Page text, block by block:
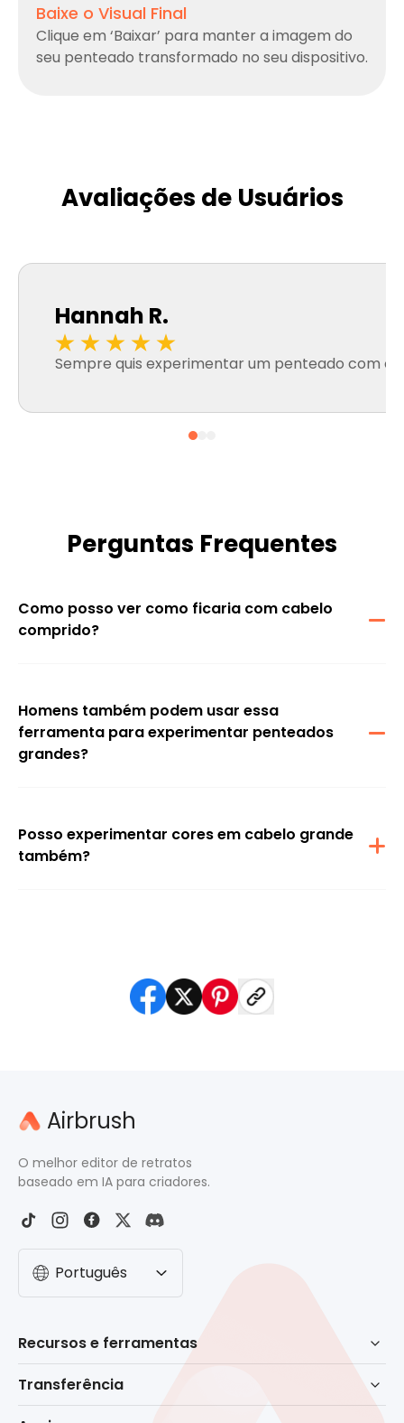
Baixe o Visual Final
Clique em ‘Baixar’ para manter a imagem do
seu penteado transformado no seu dispositivo.
Avaliações de Usuários
Hannah R.
Sempre quis experimentar um penteado com
Perguntas Frequentes
Como posso ver como ficaria com cabelo
comprido?
Homens também podem usar essa
ferramenta para experimentar penteados
grandes?
Posso experimentar cores em cabelo grande
também?
Airbrush
O melhor editor de retratos
baseado em IA para criadores.
Português
Recursos e ferramentas
Borracha
Transferência